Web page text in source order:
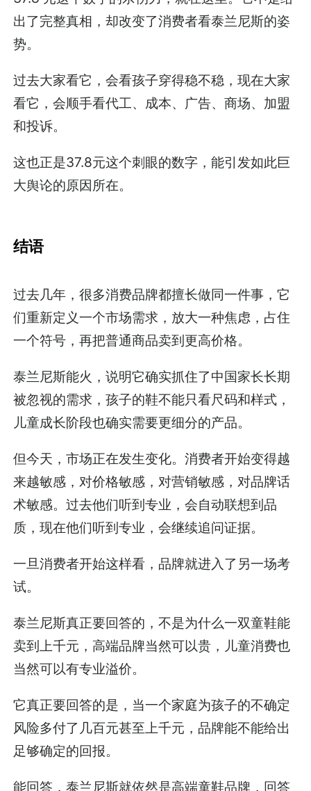
出了完整真相，却改变了消费者看泰兰尼斯的姿
势。
过去大家看它，会看孩子穿得稳不稳，现在大家
看它，会顺手看代工、成本、广告、商场、加盟
和投诉。
这也正是37.8元这个刺眼的数字，能引发如此巨
大舆论的原因所在。
结语
过去几年，很多消费品牌都擅长做同一件事，它
们重新定义一个市场需求，放大一种焦虑，占住
一个符号，再把普通商品卖到更高价格。
泰兰尼斯能火，说明它确实抓住了中国家长长期
被忽视的需求，孩子的鞋不能只看尺码和样式，
儿童成长阶段也确实需要更细分的产品。
但今天，市场正在发生变化。消费者开始变得越
来越敏感，对价格敏感，对营销敏感，对品牌话
术敏感。过去他们听到专业，会自动联想到品
质，现在他们听到专业，会继续追问证据。
一旦消费者开始这样看，品牌就进入了另一场考
试。
泰兰尼斯真正要回答的，不是为什么一双童鞋能
卖到上千元，高端品牌当然可以贵，儿童消费也
当然可以有专业溢价。
它真正要回答的是，当一个家庭为孩子的不确定
风险多付了几百元甚至上千元，品牌能不能给出
足够确定的回报。
能回答，泰兰尼斯就依然是高端童鞋品牌，回答